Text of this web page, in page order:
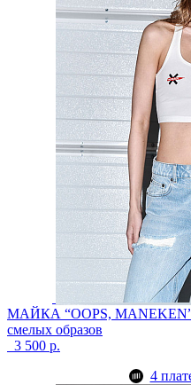
МАЙКА “OOPS,
смелых образов
3 500 р.
4